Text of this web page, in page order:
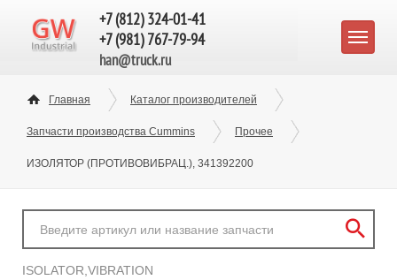
+7 (812) 324-01-41
+7 (981) 767-79-94
han@truck.ru
Главная Каталог производителей
Запчасти производства Cummins Прочее
ИЗОЛЯТОР (ПРОТИВОВИБРАЦ.), 341392200
ISOLATOR,VIBRATION